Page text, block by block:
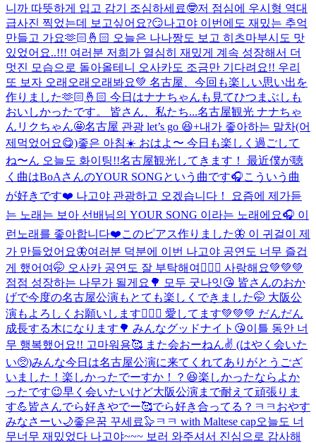
니까 따뜻하게 입고 감기 조심하세료🤓저 점심에 우시형 역대
급사진 찍었는데 보고싶어요?😏나고야 이번에도 재밌는 추억
만들고 가요🫶🏻🤞🏻 오늘은 나나짱도 보고 히츠마부시도 맛
있었어요..!!! 여러분 저희가 열심히 재밌게 계속 성장해서 더
멋진 모습으로 돌아올테니 오사카도 조금만 기다려요!! 우리
또 보자 오래오래오래봐요💚 名古屋、今回も楽しい思い出を
作りました🫶🏻🤞🏻 今日はナナちゃんも見てひつまぶしも
おいしかったです。 皆さん、私たち...名古屋観光 ナナちゃ
んリクちゃん🤩名古屋 관광 let’s go 😆+내가 좋아하는 말차(어
제먹었어요😋)좋은 아침☀️ おはよ〜 今日も楽しく過ごして
ね〜ん 오늘도 화이팅!!名古屋観光してきます！ 最近僕が聴
く曲はBoAさんのYOUR SONGという曲です🎧こういう曲
が好きです❤️ 나고야 관광하고 오겠습니다！ 요즘에 제가듣
는 노래는 보아 선배님의 YOUR SONG 이라는 노래에요🎧 이
런노래를 좋아합니다❤️このピアス作りました🦋 이 귀걸이 제
가 만들었어요🦋여러분 덕분에 이번 나고야 공연도 너무 즐겁
게 했어여🤭 오사카 공연도 잘 부탁해여🙇🏻‍♂️ 사랑해요💚💚💚
점점 성장하는 나무가 될게요🌳 모두 굿나잇😘 皆さんのおか
げで今度の名古屋公演もとても楽しくできました🤭 大阪公
演もよろしくお願いします🙇🏻‍♂️ 愛してます💚💚💚 だんだん
成長する木になります🌳 みんなグッドナイト😘이틀 동안 너
무 행복했어요!! 고마워용🥰 また会おーねん✌️ (はやく会いた
い🥺)みんな今日は名古屋公演に来てくれてありがとうござ
いました！楽しかったでーすか！？😆楽しかったならよか
ったです😉早く会いたいけど大阪公演まで耐えて頑張りま
す💪皆さんでら好きやでー🥰でら好き合ってる？ㅋㅋおやす
みなさーい🌙좋은꿈 꾸세료🦭ㅋㅋ with Maltese cap오늘도 너
무너무 재밌었다 나고야~~~ 보러 와주셔서 진심으로 감사해